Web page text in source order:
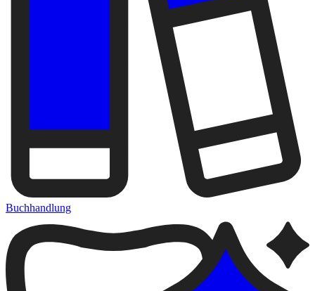
Buchhandlung